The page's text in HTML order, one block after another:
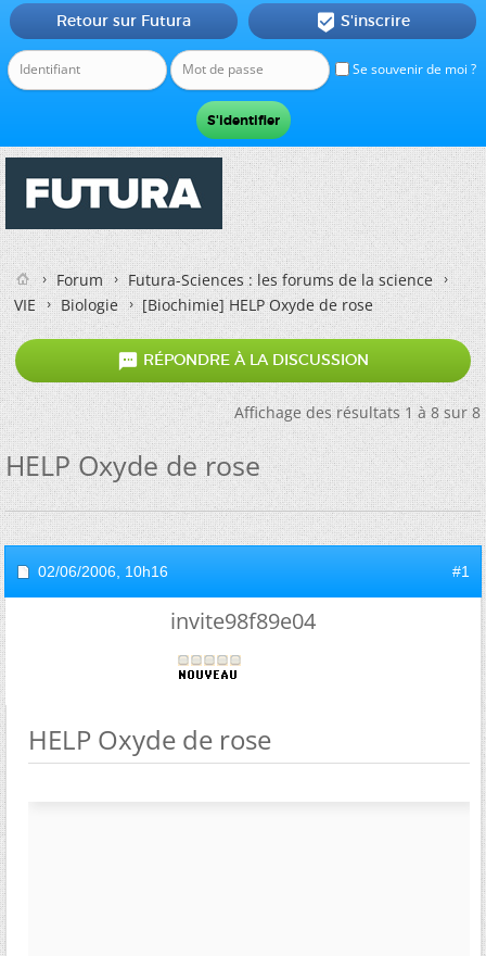
Se souvenir de moi ?
Retour sur Futura  S'inscrire
Forum
Futura-Sciences : les forums de la science
VIE
Biologie [Biochimie]HELP Oxyde de rose
 RÉPONDRE À LA DISCUSSION
Affichage des résultats 1 à 8 sur 8
HELP Oxyde de rose
02/06/2006, 10h16 #1
invite98f89e04
HELP Oxyde de rose